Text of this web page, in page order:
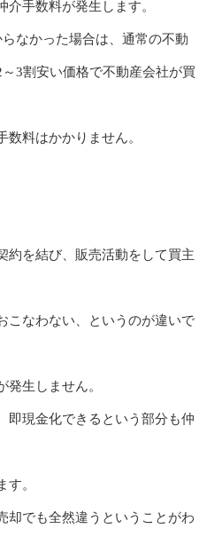
介手数料が発生します。
なかった場合は、通常の不動
3割安い価格で不動産会社が買
数料はかかりません。
約を結び、販売活動をして買主
こなわない、というのが違いで
発生しません。
即現金化できるという部分も仲
す。
却でも全然違うということがわ